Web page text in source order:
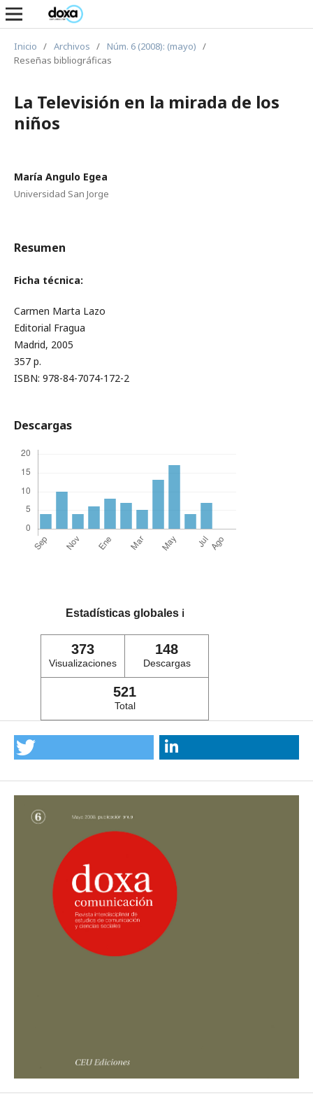
Inicio / Archivos / Núm. 6 (2008): (mayo) /
Reseñas bibliográficas
La Televisión en la mirada de los
niños
María Angulo Egea
Universidad San Jorge
Resumen
Ficha técnica:
Carmen Marta Lazo
Editorial Fragua
Madrid, 2005
357 p.
ISBN: 978-84-7074-172-2
Descargas
Estadísticas globales ℹ️
373
Visualizaciones
148
Descargas
521
Total